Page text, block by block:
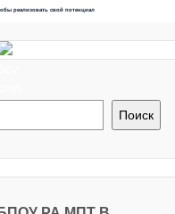
реализовать свой потенциал
Поиск